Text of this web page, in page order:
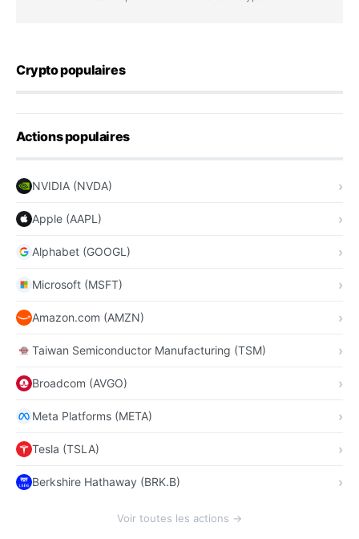
Crypto populaires
Actions populaires
NVIDIA (NVDA)
Apple (AAPL)
Alphabet (GOOGL)
Microsoft (MSFT)
Amazon.com (AMZN)
Taiwan Semiconductor Manufacturing (TSM)
Broadcom (AVGO)
Meta Platforms (META)
Tesla (TSLA)
Berkshire Hathaway (BRK.B)
Voir toutes les actions →